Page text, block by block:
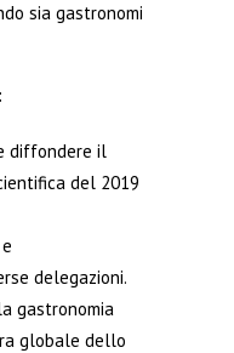
sia gastronomi
diffondere il
del 2019
delegazioni.
gastronomia
globale dello